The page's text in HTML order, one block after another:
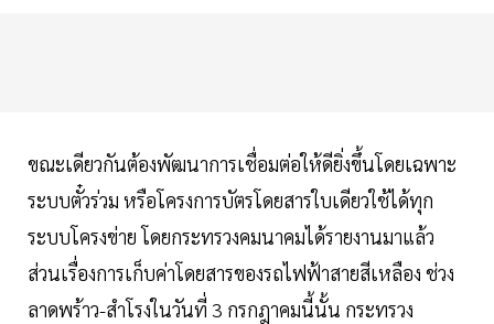
ขณะเดียวกันต้องพัฒนาการเชื่อมต่อให้ดียิ่งขึ้นโดยเฉพาะ
ระบบตั๋วร่วม หรือโครงการบัตรโดยสารใบเดียวใช้ได้ทุก
ระบบโครงข่าย โดยกระทรวงคมนาคมได้รายงานมาแล้ว
ส่วนเรื่องการเก็บค่าโดยสารของรถไฟฟ้าสายสีเหลือง ช่วง
ลาดพร้าว-สำโรงในวันที่ 3 กรกฎาคมนี้นั้น กระทรวง